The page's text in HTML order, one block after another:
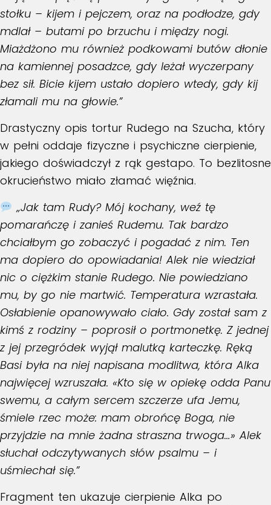
stołku – kijem i pejczem, oraz na podłodze, gdy
mdlał – butami po brzuchu i między nogi.
Miażdżono mu również podkowami butów dłonie
na kamiennej posadzce, gdy leżał wyczerpany
bez sił. Bicie kijem ustało dopiero wtedy, gdy kij
złamali mu na głowie.”
Drastyczny opis tortur Rudego na Szucha, który
w pełni oddaje fizyczne i psychiczne cierpienie,
jakiego doświadczył z rąk gestapo. To bezlitosne
okrucieństwo miało złamać więźnia.
„Jak tam Rudy? Mój kochany, weź tę
pomarańczę i zanieś Rudemu. Tak bardzo
chciałbym go zobaczyć i pogadać z nim. Ten
ma dopiero do opowiadania! Alek nie wiedział
nic o ciężkim stanie Rudego. Nie powiedziano
mu, by go nie martwić. Temperatura wzrastała.
Osłabienie opanowywało ciało. Gdy został sam z
kimś z rodziny – poprosił o portmonetkę. Z jednej
z jej przegródek wyjął malutką karteczkę. Ręką
Basi była na niej napisana modlitwa, która Alka
najwięcej wzruszała. «Kto się w opiekę odda Panu
swemu, a całym sercem szczerze ufa Jemu,
śmiele rzec może: mam obrońcę Boga, nie
przyjdzie na mnie żadna straszna trwoga…» Alek
słuchał odczytywanych słów psalmu – i
uśmiechał się.”
Fragment ten ukazuje cierpienie Alka po